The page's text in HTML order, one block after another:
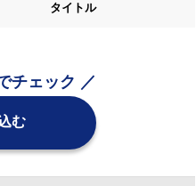
タイトル
チェック ／
む